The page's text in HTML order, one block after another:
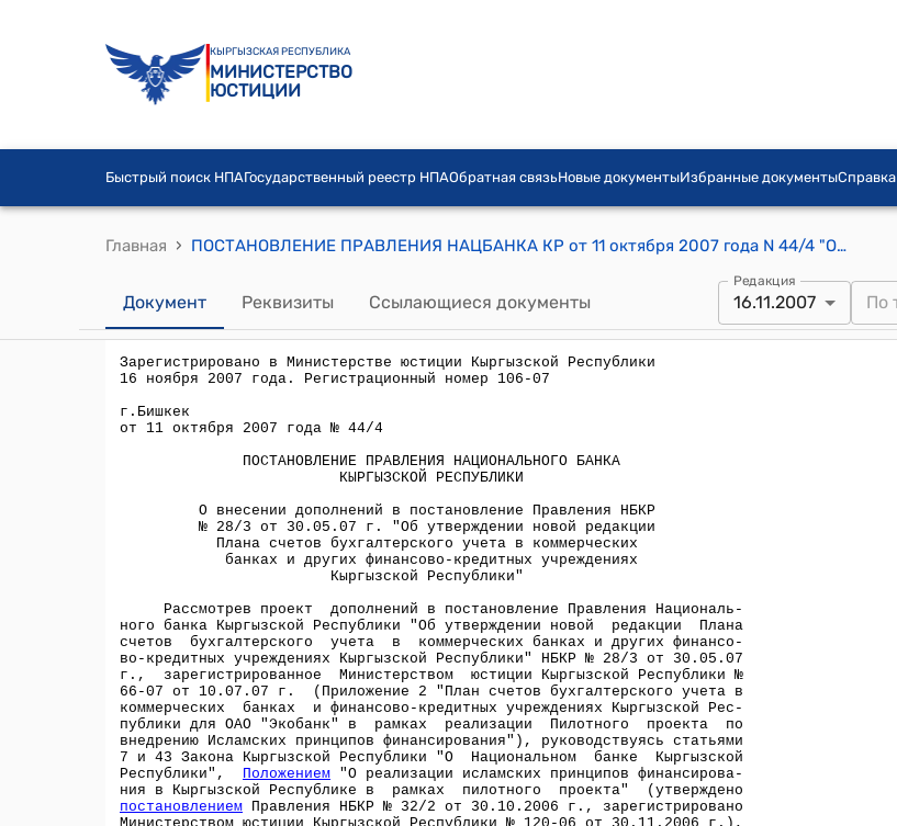
КЫРГЫЗСКАЯ РЕСПУБЛИКА
МИНИСТЕРСТВО
ЮСТИЦИИ
Быстрый поиск НПАГосударственный реестр НПАОбратная связьНовые документыИзбранные документыСправка
Главная › ПОСТАНОВЛЕНИЕ ПРАВЛЕНИЯ НАЦБАНКА КР от 11 октября 2007 года N 44/4 "О внесении дополнений в постановление Правления НБКР № 28/3 от 30.05.07 г. "Об утверждении новой редакции Плана счетов бухгалтерского учета в коммерческих банках и других финансово-кредитных учреждениях Кыргызской Республики"
Документ Реквизиты Ссылающиеся документы
Редакция
16.11.2007